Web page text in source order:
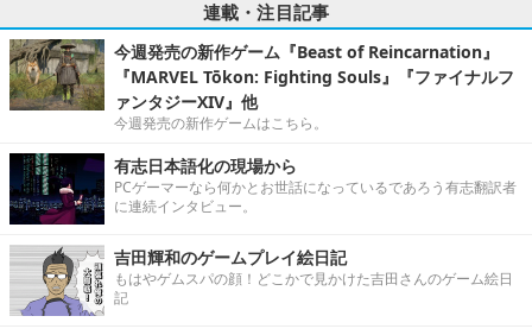
連載・注目記事
今週発売の新作ゲーム『Beast of Reincarnation』
『MARVEL Tōkon: Fighting Souls』『ファイナルフ
ァンタジーXIV』他
今週発売の新作ゲームはこちら。
有志日本語化の現場から
PCゲーマーなら何かとお世話になっているであろう有志翻訳者
に連続インタビュー。
吉田輝和のゲームプレイ絵日記
もはやゲムスパの顔！どこかで見かけた吉田さんのゲーム絵日
記